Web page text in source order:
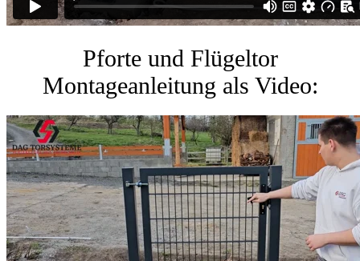
Pforte und Flügeltor
Montageanleitung als Video: